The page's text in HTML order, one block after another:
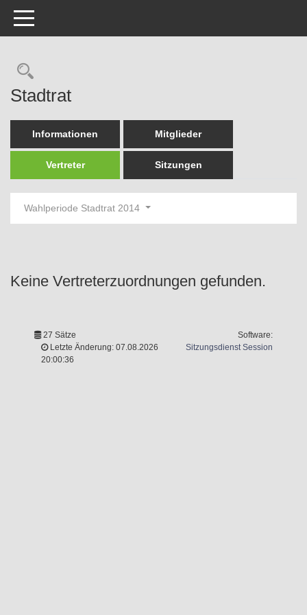
Toggle navigation
Rechercheauswahl
Stadtrat
Informationen Mitglieder
Vertreter Sitzungen
Wahlperiode Stadtrat 2014
Keine Vertreterzuordnungen gefunden.
27 Sätze
Letzte Änderung: 07.08.2026
20:00:36
Software:
SitzungsdienstSession